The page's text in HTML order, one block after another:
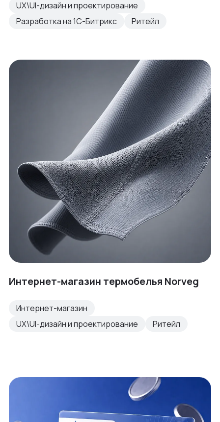
UX\UI-дизайн и проектирование
Разработка на 1С-Битрикс
Ритейл
Интернет-магазин термобелья Norveg
Интернет-магазин
UX\UI-дизайн и проектирование
Ритейл